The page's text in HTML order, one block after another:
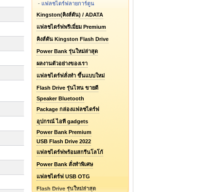
- แฟลชไดร์ฟลายการ์ตูน
Kingston(คิงส์ตัน) / ADATA
แฟลชไดร์ฟพรีเมี่ยม Premium
คิงส์ตัน Kingston Flash Drive
Power Bank รุ่นใหม่ล่าสุด
ผลงานตัวอย่างของเรา
แฟลชไดร์ฟสั่งทำ ขึ้นแบบใหม่
Flash Drive รุ่นไหน ขายดี
Speaker Bluetooth
Package กล่องแฟลชไดร์ฟ
อุปกรณ์ ไอที gadgets
Power Bank Premium
USB Flash Drive 2022
แฟลชไดร์ฟพร้อมสกรีนโลโก้
Power Bank สั่งทำพิเศษ
แฟลชไดร์ฟ USB OTG
Flash Drive รุ่นใหม่ล่าสุด